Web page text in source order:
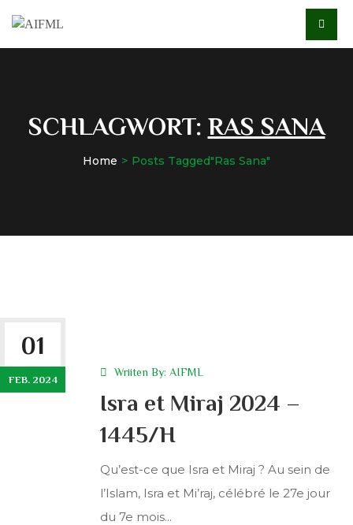
SCHLAGWORT: RAS SANA
Home Posts Tagged"Ras Sana"
01
FEB. 2024
Wriiten By: AIFML
Isra et Miraj 2024 –
1445/H
Qu’est-ce que Isra et Miraj ? Au sein de
l’Islam, Isra et Mi’raj, célébré le 27e jour
du 7e mois...